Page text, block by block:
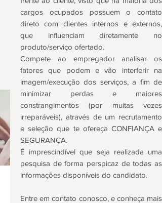
Entre em contato conosco, e conheça mais
sobre o
Hórus Check.
cargos ocupados possuem o contato
direto com clientes internos e externos,
que influenciam diretamente no
produto/serviço ofertado.
Compete ao empregador analisar os
fatores que podem e vão interferir na
imagem/execução dos serviços, a fim de
minimizar perdas e maiores
constrangimentos (por muitas vezes
irreparáveis), através de um recrutamento
e seleção que te ofereça CONFIANÇA e
SEGURANÇA.
É imprescindível que seja realizada uma
pesquisa de forma perspicaz de todas as
informações disponíveis do candidato.
Entre em contato conosco, e conheça mais